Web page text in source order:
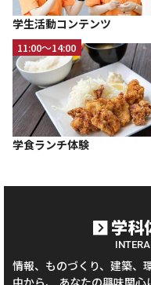
学生活動コンテンツ
11:00～14:00
学食ランチ体験
学科
情報、ものづくり、建築、